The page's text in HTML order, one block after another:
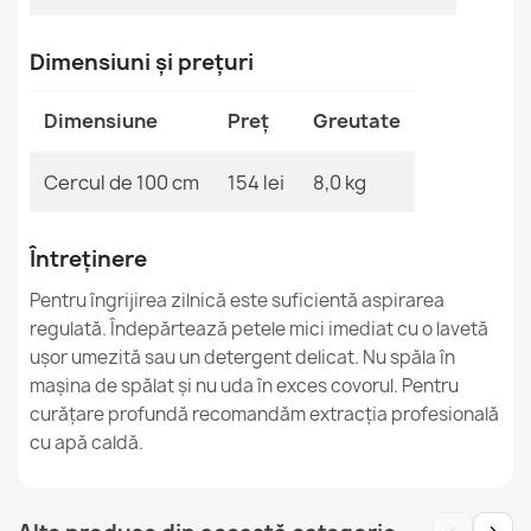
244,90 lej
158,90 lej
CASABLANCA LOOP Covor alb rotund
350,90 lej
Dimensiuni și prețuri
Dimensiune Preț Greutate
Cercul de 100 cm 154 lei 8,0 kg
Întreținere
Pentru îngrijirea zilnică este suficientă aspirarea
regulată. Îndepărtează petele mici imediat cu o lavetă
ușor umezită sau un detergent delicat. Nu spăla în
mașina de spălat și nu uda în exces covorul. Pentru
curățare profundă recomandăm extracția profesională
cu apă caldă.